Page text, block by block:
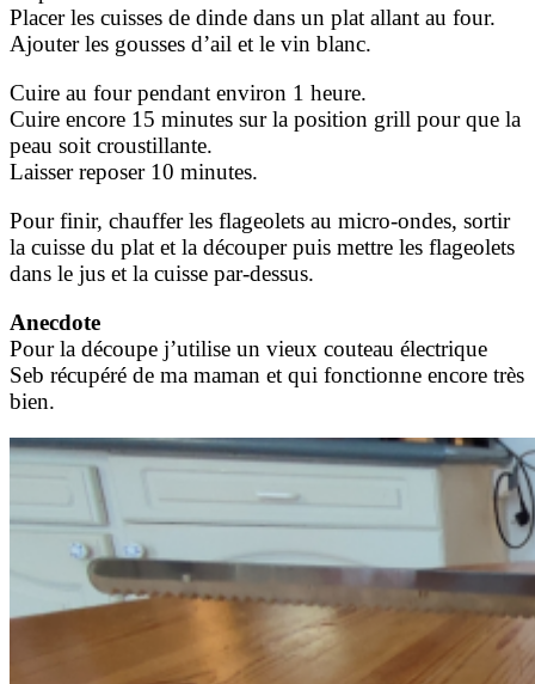
Placer les cuisses de dinde dans un plat allant au four.
Ajouter les gousses d’ail et le vin blanc.
Cuire au four pendant environ 1 heure.
Cuire encore 15 minutes sur la position grill pour que la
peau soit croustillante.
Laisser reposer 10 minutes.
Pour finir, chauffer les flageolets au micro-ondes, sortir
la cuisse du plat et la découper puis mettre les flageolets
dans le jus et la cuisse par-dessus.
Anecdote
Pour la découpe j’utilise un vieux couteau électrique
Seb récupéré de ma maman et qui fonctionne encore très
bien.